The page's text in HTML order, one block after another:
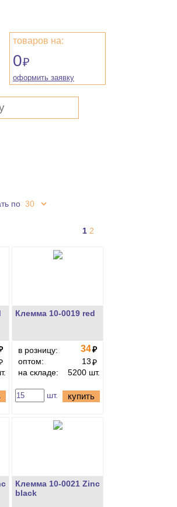
товаров на:
0₽
оформить заявку
по
1 2
Клемма 10-0019 red
в розницу: 34₽
оптом:
13₽
на складе:
5200 шт.
шт. купить
Клемма 10-0021 Zinc
black